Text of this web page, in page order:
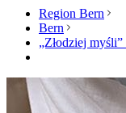
Region Bern
Bern
„Złodziej